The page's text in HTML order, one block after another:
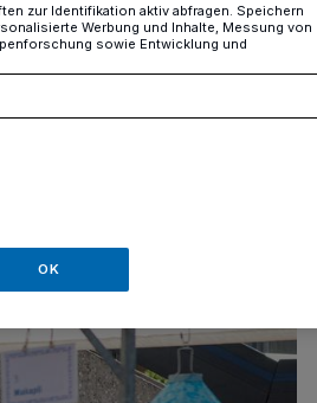
zur Identifikation aktiv abfragen. Speichern
Werbung und Inhalte, Messung von
sowie Entwicklung und
OK